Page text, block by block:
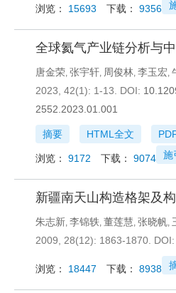
浏览： 15693 下载： 9356
全球氦气产业链分析与
唐金荣, 张宇轩, 周俊林, 李玉宏,
2023, 42(1): 1-13.
DOI:
2552.2023.01.001
摘要 HTML全文
浏览： 9172 下载： 9074 施
新疆南天山构造格架及
朱志新, 李锦轶, 董莲慧, 张晓帆,
2009, 28(12): 1863-1870. DOI:
浏览： 18447 下载： 8938